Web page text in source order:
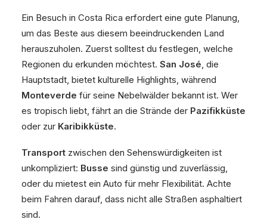
Ein Besuch in Costa Rica erfordert eine gute Planung,
um das Beste aus diesem beeindruckenden Land
herauszuholen. Zuerst solltest du festlegen, welche
Regionen du erkunden möchtest. San José, die
Hauptstadt, bietet kulturelle Highlights, während
Monteverde für seine Nebelwälder bekannt ist. Wer
es tropisch liebt, fährt an die Strände der Pazifikküste
oder zur Karibikküste.
Transport zwischen den Sehenswürdigkeiten ist
unkompliziert: Busse sind günstig und zuverlässig,
oder du mietest ein Auto für mehr Flexibilität. Achte
beim Fahren darauf, dass nicht alle Straßen asphaltiert
sind.